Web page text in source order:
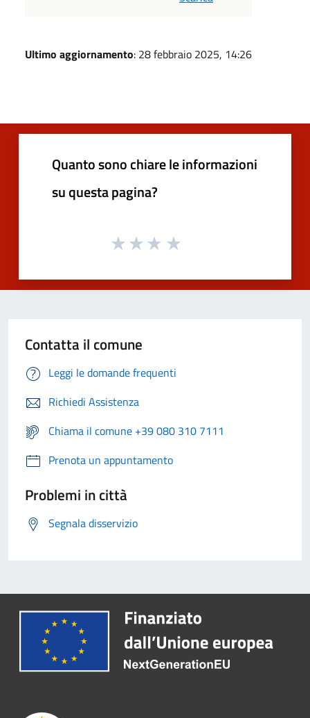
Ultimo aggiornamento: 28 febbraio 2025, 14:26
Quanto sono chiare le informazioni
su questa pagina?
Contatta il comune
Leggi le domande frequenti
Richiedi Assistenza
Chiama il comune +39 080 310 7111
Prenota un appuntamento
Problemi in città
Segnala disservizio